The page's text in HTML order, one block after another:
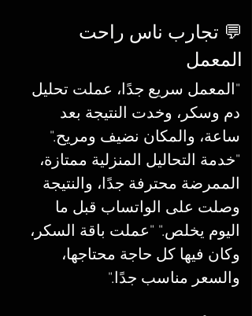
💬 تجارب ناس راحت
المعمل
"المعمل سريع جدًا، عملت تحليل
دم وسكر، وخدت النتيجة بعد
ساعة، والمكان نضيف ومريح."
"خدمة التحاليل المنزلية ممتازة،
الممرضة محترفة جدًا، والنتيجة
وصلت على الواتساب قبل ما
اليوم يخلص." "عملت باقة السكر،
وكان فيها كل حاجة محتاجها،
والسعر مناسب جدًا."